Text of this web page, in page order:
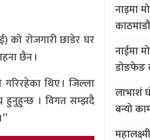
को रोजगारी छाडेर घर
छैन ।
थिए । जिल्ला
हुनुहुन्छ । विगत सम्झदै
नाइमा
नाईमा
डोङफेङ
लाभाशं
बन्यो